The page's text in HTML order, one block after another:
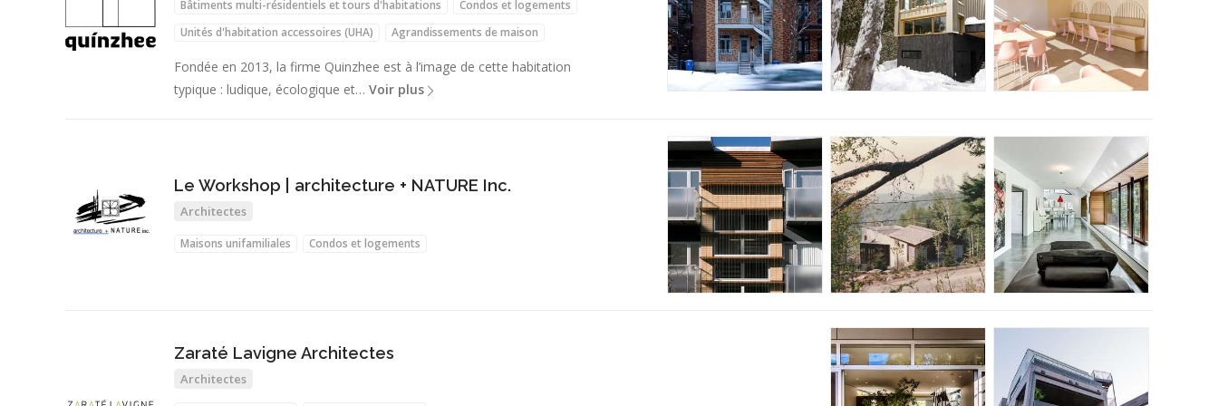
Bâtiments multi-résidentiels et tours d'habitations
Condos et logements
Unités d'habitation accessoires (UHA)
Agrandissements de maison
Ajouts d'étages
Meubles
Fondée en 2013, la firme Quinzhee est à l’image de cette habitation
typique : ludique, écologique et… Voir plus
Le Workshop | architecture + NATURE Inc.
Architectes
Maisons unifamiliales Condos et logements
Zaraté Lavigne Architectes
Architectes